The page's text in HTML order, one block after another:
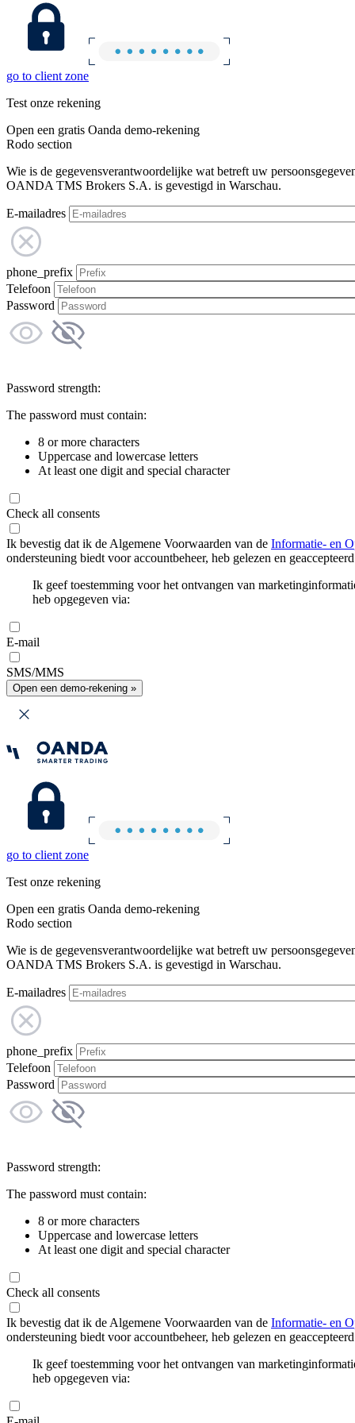
go to client zone
Test onze rekening
Open een gratis Oanda demo-rekening
Rodo section
Wie is de gegevensverantwoordelijke wat betreft uw
OANDA TMS Brokers S.A. is gevestigd in Warschau.
E-mailadres
phone_prefix
Telefoon
Password
Password strength:
The password must contain:
8 or more characters
Uppercase and lowercase letters
At least one digit and special character
Check all consents
Ik bevestig dat ik de Algemene Voorwaarden van de Informatie- en
ondersteuning biedt voor accountbeheer, heb gelezen en
Ik geef toestemming voor het ontvangen van
heb opgegeven via:
E-mail
SMS/MMS
Open een demo-rekening »
go to client zone
Test onze rekening
Open een gratis Oanda demo-rekening
Rodo section
Wie is de gegevensverantwoordelijke wat betreft uw
OANDA TMS Brokers S.A. is gevestigd in Warschau.
E-mailadres
phone_prefix
Telefoon
Password
Password strength:
The password must contain:
8 or more characters
Uppercase and lowercase letters
At least one digit and special character
Check all consents
Ik bevestig dat ik de Algemene Voorwaarden van de Informatie- en
ondersteuning biedt voor accountbeheer, heb gelezen en
Ik geef toestemming voor het ontvangen van
heb opgegeven via: